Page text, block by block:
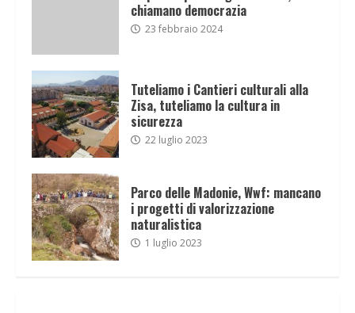
chiamano democrazia
23 febbraio 2024
Tuteliamo i Cantieri culturali alla
Zisa, tuteliamo la cultura in
sicurezza
22 luglio 2023
Parco delle Madonie, Wwf: mancano
i progetti di valorizzazione
naturalistica
1 luglio 2023